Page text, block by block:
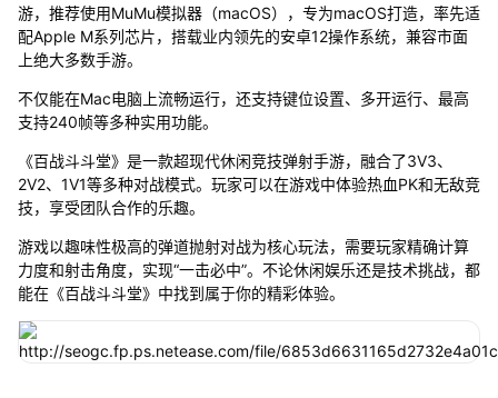
游，推荐使用MuMu模拟器（macOS），专为macOS打造，率先适
配Apple M系列芯片，搭载业内领先的安卓12操作系统，兼容市面
上绝大多数手游。
不仅能在Mac电脑上流畅运行，还支持键位设置、多开运行、最高
支持240帧等多种实用功能。
《百战斗斗堂》是一款超现代休闲竞技弹射手游，融合了3V3、
2V2、1V1等多种对战模式。玩家可以在游戏中体验热血PK和无敌竞
技，享受团队合作的乐趣。
游戏以趣味性极高的弹道抛射对战为核心玩法，需要玩家精确计算
力度和射击角度，实现“一击必中”。不论休闲娱乐还是技术挑战，都
能在《百战斗斗堂》中找到属于你的精彩体验。